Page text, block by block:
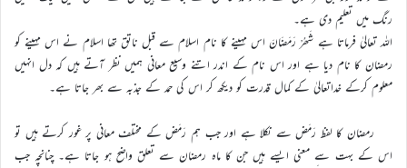
رنگ میں تعلیم دی ہے۔
اللہ تعالیٰ فرماتا ہے شَھْرُ رَمَضَانَ اس مہینے کا نام اسلام سے قبل ناتق تھا اسلام نے اس مہینے کو
رمضان کا نام دیا ہے اور اس نام کے اندر اتنے وسیع معانی ہمیں نظر آتے ہیں کہ دل انہیں
معلوم کرکے خداتعالیٰ کے کمال قدرت کو دیکھ کر اس کی حمد کے جذبہ سے بھر جاتا ہے۔
رمضان کا لفظ رَمَض سے نکلا ہے اور جب ہم رَمَض کے مختلف معانی پر غور کرتے ہیں تو
اس کے بہت سے معنی ایسے ہیں جن کا ماہ رمضان سے تعلق واضح ہو جاتا ہے۔ چنانچہ جب